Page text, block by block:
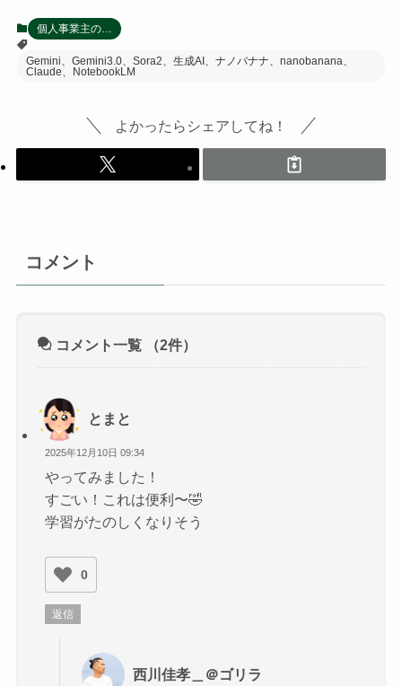
個人事業主の…
Gemini、Gemini3.0、Sora2、生成AI、ナノバナナ、nanobanana、
Claude、NotebookLM
よかったらシェアしてね！
コメント
コメント一覧 （2件）
とまと
2025年12月10日 09:34
やってみました！
すごい！これは便利〜🤣
学習がたのしくなりそう
0
返信
西川佳孝＿＠ゴリラ